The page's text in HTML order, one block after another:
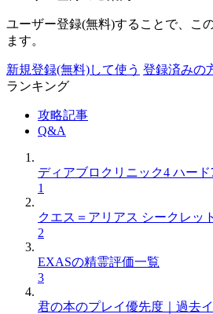
ユーザー登録(無料)することで、こ
ます。
新規登録(無料)して使う 登録済みの
ランキング
攻略記事
Q&A
ディアブロクリニック4 ハー
1
クエス＝アリアス シークレッ
2
EXASの精霊評価一覧
3
君の本のプレイ優先度｜過去